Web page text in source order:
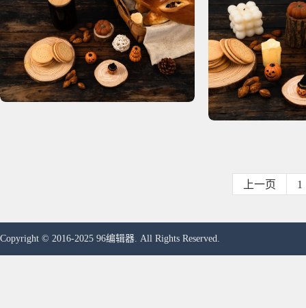
上一页 1
Copyright © 2016-2025 96编辑器. All Rights Reserved.